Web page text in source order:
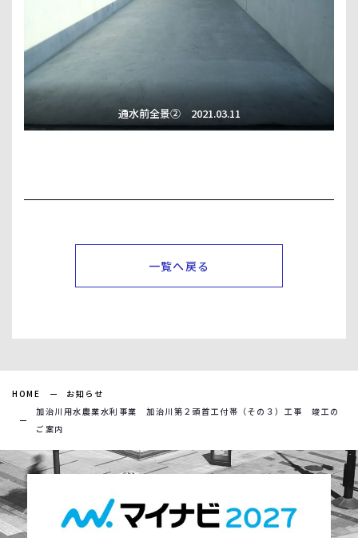
通水前全景② 2021.03.11
一覧へ戻る
HOME
お知らせ
加治川用水農業水利事業 加治川第２頭首工付帯（その３）工事 竣工の
ご案内